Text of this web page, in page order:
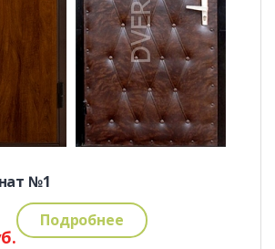
№1
Подробнее